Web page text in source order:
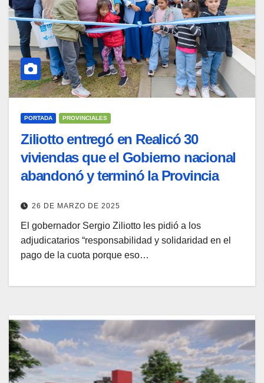
PORTADA PROVINCIALES
Ziliotto entregó en Realicó 30
viviendas que el Gobierno nacional
abandonó y terminó la Provincia
26 DE MARZO DE 2025
El gobernador Sergio Ziliotto les pidió a los
adjudicatarios “responsabilidad y solidaridad en el
pago de la cuota porque eso…